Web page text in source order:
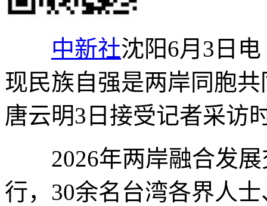
中新社沈阳6月3日
现民族自强是两岸同胞
唐云明3日接受记者采访
2026年两岸融合发展
行，30余名台湾各界人